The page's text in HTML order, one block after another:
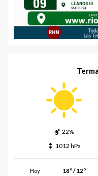
22%
1012 hPa
Hoy 18º / 12º